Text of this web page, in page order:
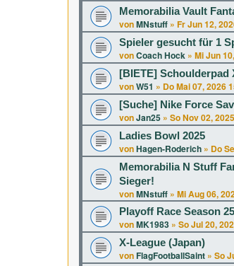
Memorabilia Vault
vonMNstuff » Fr Jun 12,
Spieler gesucht für 1
vonCoach Hock » Mi Jun
[BIETE] Schoulderpad
vonW51 » Do Mai 07, 2026
[Suche] Nike Force
vonJan25 » So Nov 02,
Ladies Bowl 2025
vonHagen-Roderich » Do
Memorabilia N Stuff
Sieger!
vonMNstuff » Mi Aug 06,
Playoff Race Season 25
vonMK1983 » So Jul 20,
X-League (Japan)
von FlagFootballSaint » So